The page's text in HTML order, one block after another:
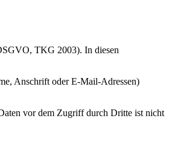
TKG 2003). In diesen
Anschrift oder E-Mail-Adressen)
vor dem Zugriff durch Dritte ist nicht